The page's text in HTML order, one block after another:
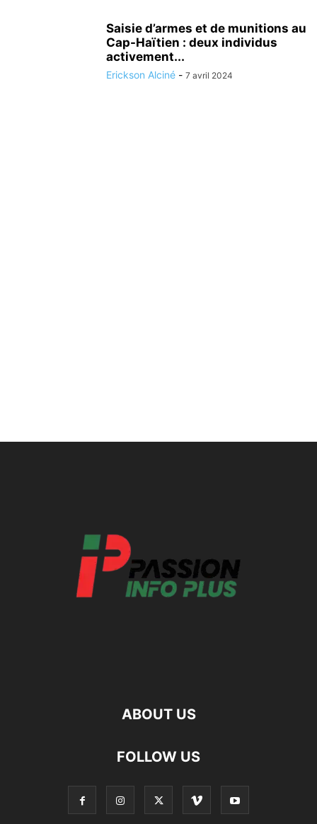
Saisie d’armes et de munitions au
Cap-Haïtien : deux individus
activement...
Erickson Alciné - 7 avril 2024
ABOUT US
FOLLOW US